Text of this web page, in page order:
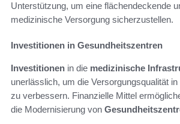
Unterstützung, um eine flächendeckende
medizinische Versorgung sicherzustellen.
Investitionen in Gesundheitszentren
Investitionen in die medizinische
unerlässlich, um die Versorgungsqualität
zu verbessern. Finanzielle Mittel
die Modernisierung von